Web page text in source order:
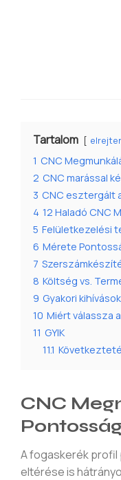
Tartalom
1 CNC
2 CNC marással
3 CNC esztergált
4 12 Haladó CNC
5 Felületkezelési
6 Mérete
7
8 Költség vs.
9 Gyakori
10 Miért válassza
11 GYIK
11.1
CNC
A fogaskerék profil
eltérése is